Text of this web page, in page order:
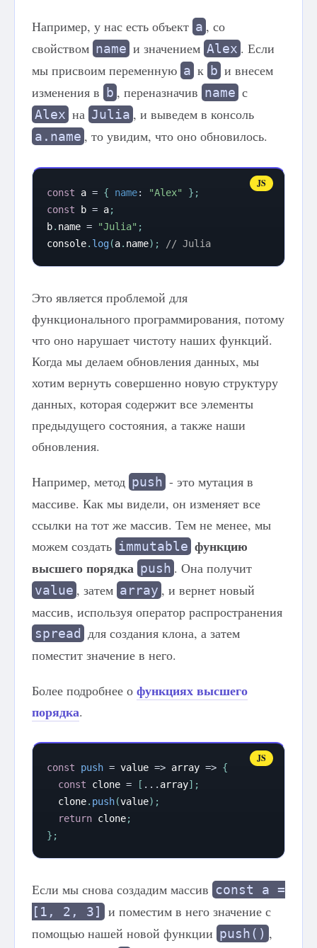
Например, у нас есть объект a , со
свойством name и значением Alex . Если
мы присвоим переменную a к b и внесем
изменения в
b , переназначив name с
Alex на Julia , и выведем в консоль
a.name , то увидим, что оно обновилось.
const a = { name: "Alex" } ;
const b = a;
b. name = "Julia" ;
console. log(a. name) ; // Julia
Это является проблемой для
функционального программирования, потому
что оно нарушает чистоту наших функций.
Когда мы делаем обновления данных, мы
хотим вернуть совершенно новую структуру
данных, которая содержит все элементы
предыдущего состояния, а также наши
обновления.
Например, метод push - это мутация в
массиве. Как мы видели, он изменяет все
ссылки на тот же массив. Тем не менее, мы
можем создать immutable функцию
высшего порядка push . Она получит
value , затем array , и вернет новый
массив, используя оператор распространения
spread для создания клона, а затем
поместит значение в него.
Более подробнее о функциях высшего
порядка.
const push = value => array => {
const clone = [ ... array] ;
  clone
. push(value) ;
return clone;
} ;
Если мы снова создадим массив const a =
[1, 2, 3]
и поместим в него значение с
помощью нашей новой функции push() ,